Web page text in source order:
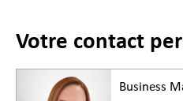
Votre contact
Business